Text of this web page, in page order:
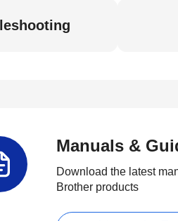
Manuals &
Download the latest
Brother products